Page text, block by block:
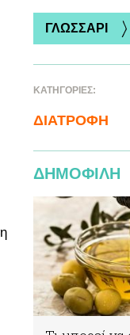
ΓΛΩΣΣΑΡΙ
ΚΑΤΗΓΟΡΙΕΣ:
ΔΙΑΤΡΟΦΗ
ΔΗΜΟΦΙΛΗ